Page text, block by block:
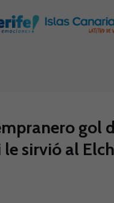
gol
le sirvió al